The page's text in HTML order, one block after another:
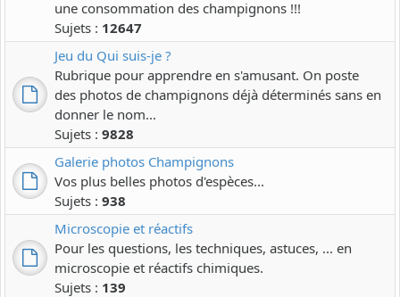
une consommation des champignons !!!
Sujets : 12647
Jeu du Qui suis-je ?
Rubrique pour apprendre en s'amusant. On poste
des photos de champignons déjà déterminés sans en
donner le nom...
Sujets : 9828
Galerie photos Champignons
Vos plus belles photos d'espèces...
Sujets : 938
Microscopie et réactifs
Pour les questions, les techniques, astuces, ... en
microscopie et réactifs chimiques.
Sujets : 139